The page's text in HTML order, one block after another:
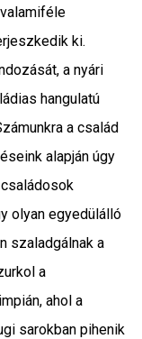
ki.
a nyári
hangulatú
a család
alapján úgy
olyan egyedülálló
szaladgálnak a
a
ahol a
sarokban pihenik